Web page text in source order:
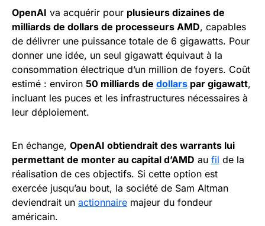
OpenAI va acquérir pour plusieurs dizaines de
milliards de dollars de processeurs AMD, capables
de délivrer une puissance totale de 6 gigawatts. Pour
donner une idée, un seul gigawatt équivaut à la
consommation électrique d’un million de foyers. Coût
estimé : environ 50 milliards de dollars par gigawatt,
incluant les puces et les infrastructures nécessaires à
leur déploiement.
En échange, OpenAI obtiendrait des warrants lui
permettant de monter au capital d’AMD au fil de la
réalisation de ces objectifs. Si cette option est
exercée jusqu’au bout, la société de Sam Altman
deviendrait un actionnaire majeur du fondeur
américain.